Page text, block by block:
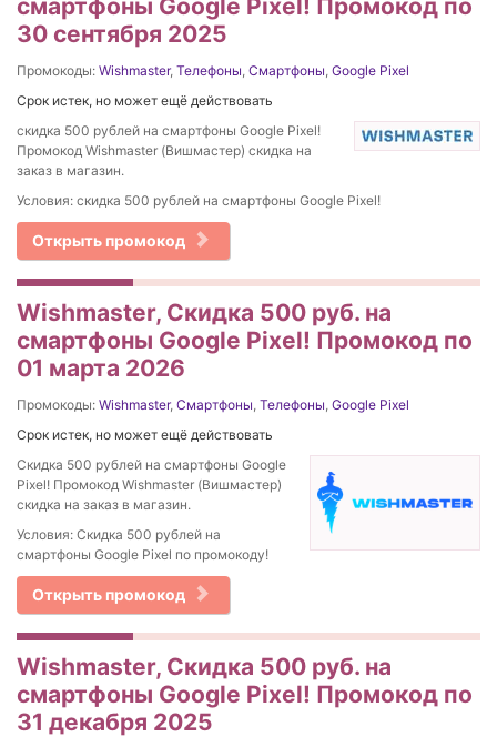
смартфоны Google Pixel! Промокод по
30 сентября 2025
Промокоды: Wishmaster, Телефоны, Смартфоны, Google Pixel
Срок истек, но может ещё действовать
скидка 500 рублей на смартфоны Google Pixel!
Промокод Wishmaster (Вишмастер) скидка на
заказ в магазин.
Условия: скидка 500 рублей на смартфоны Google Pixel!
Открыть промокод
Wishmaster, Скидка 500 руб. на
смартфоны Google Pixel! Промокод по
01 марта 2026
Промокоды: Wishmaster, Смартфоны, Телефоны, Google Pixel
Срок истек, но может ещё действовать
Скидка 500 рублей на смартфоны Google
Pixel! Промокод Wishmaster (Вишмастер)
скидка на заказ в магазин.
Условия: Скидка 500 рублей на
смартфоны Google Pixel по промокоду!
Открыть промокод
Wishmaster, Скидка 500 руб. на
смартфоны Google Pixel! Промокод по
31 декабря 2025